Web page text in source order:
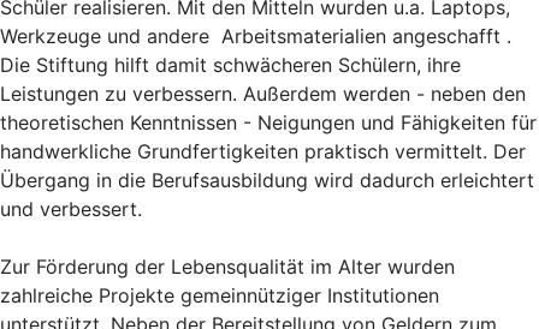
Schüler realisieren. Mit den Mitteln wurden u.a. Laptops,
Werkzeuge und andere Arbeitsmaterialien angeschafft .
Die Stiftung hilft damit schwächeren Schülern, ihre
Leistungen zu verbessern. Außerdem werden - neben den
theoretischen Kenntnissen - Neigungen und Fähigkeiten für
handwerkliche Grundfertigkeiten praktisch vermittelt. Der
Übergang in die Berufsausbildung wird dadurch erleichtert
und verbessert.
Zur Förderung der Lebensqualität im Alter wurden
zahlreiche Projekte gemeinnütziger Institutionen
unterstützt. Neben der Bereitstellung von Geldern zum